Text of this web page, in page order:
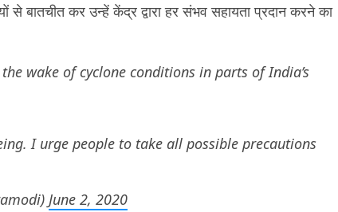
से बातचीत कर उन्हें केंद्र द्वारा हर संभव सहायता प्रदान करने का
wake of cyclone conditions in parts of India’s
I urge people to take all possible precautions
June 2, 2020